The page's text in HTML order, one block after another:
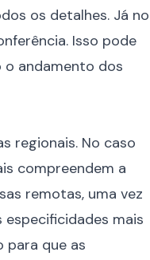
os detalhes. Já no
Isso pode
o andamento dos
regionais. No caso
compreendem a
remotas, uma vez
especificidades mais
para que as